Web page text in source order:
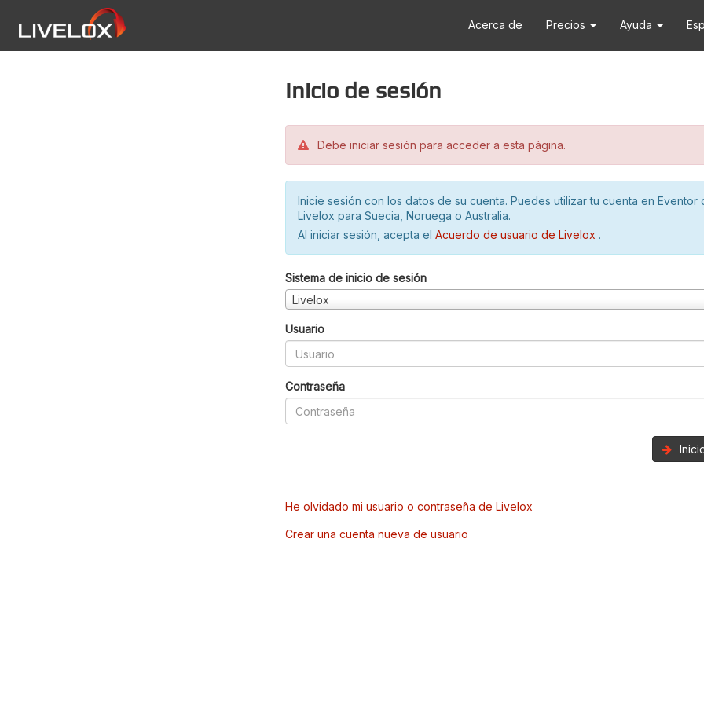
Acerca de Precios Ayuda
Inicio de sesión
Debe iniciar sesión para acceder a esta página.
Inicie sesión con los datos de su cuenta. Puedes utilizar tu cuenta en Eventor
Livelox para Suecia, Noruega o Australia.
Al iniciar sesión, acepta el Acuerdo de usuario de Livelox .
Sistema de inicio de sesión
Livelox
Usuario
Contraseña
He olvidado mi usuario o contraseña de Livelox
Crear una cuenta nueva de usuario